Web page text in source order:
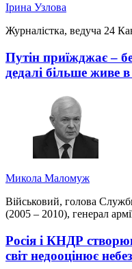
Ірина Узлова
Журналістка, ведуча 24
Путін приїжджає –
дедалі більше живе
Микола Маломуж
Військовий, голова
(2005 – 2010), генерал
Росія і КНДР
світ недооцінює